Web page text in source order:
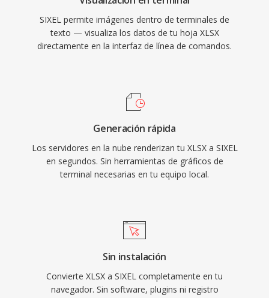
SIXEL permite imágenes dentro de terminales de
texto — visualiza los datos de tu hoja XLSX
directamente en la interfaz de línea de comandos.
Generación rápida
Los servidores en la nube renderizan tu XLSX a SIXEL
en segundos. Sin herramientas de gráficos de
terminal necesarias en tu equipo local.
Sin instalación
Convierte XLSX a SIXEL completamente en tu
navegador. Sin software, plugins ni registro